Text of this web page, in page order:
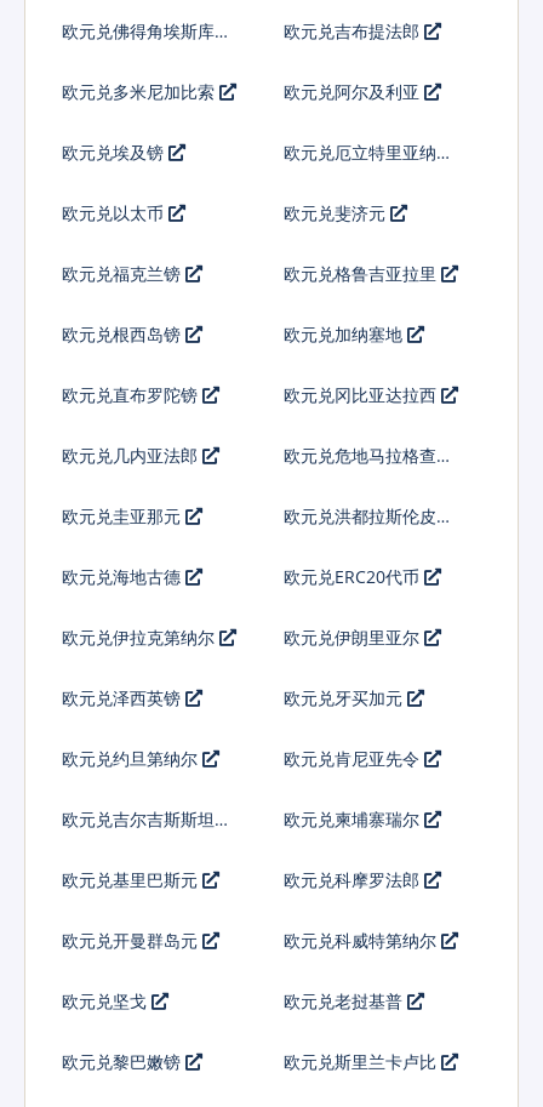
欧元兑佛得角埃斯库多 欧元兑吉布提法郎
欧元兑多米尼加比索 欧元兑阿尔及利亚
欧元兑埃及镑
欧元兑厄立特里亚纳克
欧元兑以太币 欧元兑斐济元
欧元兑福克兰镑 欧元兑格鲁吉亚拉里
欧元兑根西岛镑 欧元兑加纳塞地
欧元兑直布罗陀镑 欧元兑冈比亚达拉西
欧元兑几内亚法郎 欧元兑危地马拉格查尔
欧元兑圭亚那元 欧元兑洪都拉斯伦皮拉
欧元兑海地古德 欧元兑ERC20代币
欧元兑伊拉克第纳尔 欧元兑伊朗里亚尔
欧元兑泽西英镑 欧元兑牙买加元
欧元兑约旦第纳尔 欧元兑肯尼亚先令
欧元兑吉尔吉斯斯坦索
欧元兑柬埔寨瑞尔
欧元兑基里巴斯元 欧元兑科摩罗法郎
欧元兑开曼群岛元 欧元兑科威特第纳尔
欧元兑坚戈 欧元兑老挝基普
欧元兑黎巴嫩镑 欧元兑斯里兰卡卢比